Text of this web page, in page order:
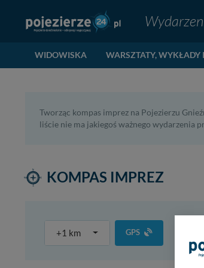
WIDOWISKA WARSZTATY, WYKŁADY
Tworząc kompas imprez na Pojezierzu
liście nie ma jakiegoś ważnego wydarzenia
KOMPAS IMPREZ
+1 km GPS